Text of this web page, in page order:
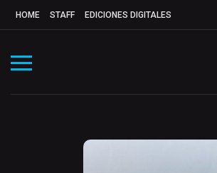
HOME STAFF EDICIONES DIGITALES